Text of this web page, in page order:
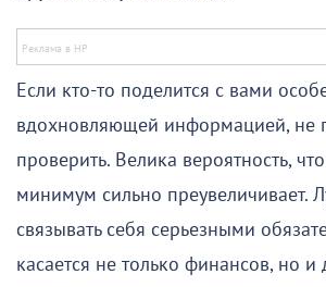
Если кто-то поделится с вами
вдохновляющей информацией, не
проверить. Велика вероятность,
минимум сильно преувеличивает.
связывать себя серьезными
касается не только финансов, но и